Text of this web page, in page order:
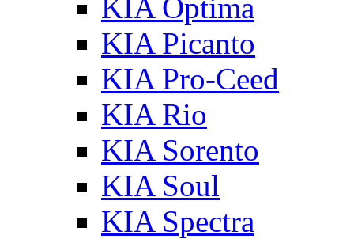
KIA Optima
KIA Picanto
KIA Pro-Ceed
KIA Rio
KIA Sorento
KIA Soul
KIA Spectra